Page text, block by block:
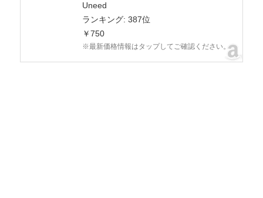
Uneed
ランキング: 387位
￥750
※最新価格情報はタップしてご確認ください。